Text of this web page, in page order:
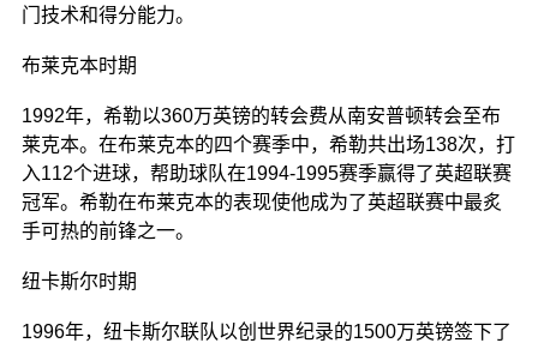
门技术和得分能力。
布莱克本时期
1992年，希勒以360万英镑的转会费从南安普顿转会至布
莱克本。在布莱克本的四个赛季中，希勒共出场138次，打
入112个进球，帮助球队在1994-1995赛季赢得了英超联赛
冠军。希勒在布莱克本的表现使他成为了英超联赛中最炙
手可热的前锋之一。
纽卡斯尔时期
1996年，纽卡斯尔联队以创世界纪录的1500万英镑签下了